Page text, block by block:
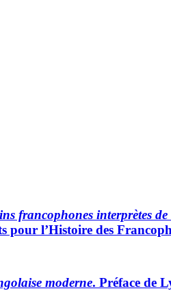
francophones interprètes
l’Histoire des
moderne. Préface de